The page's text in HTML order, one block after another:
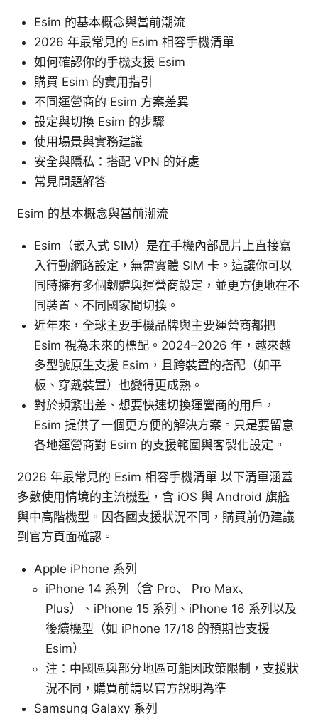
Esim 的基本概念與當前潮流
2026 年最常見的 Esim 相容手機清單
如何確認你的手機支援 Esim
購買 Esim 的實用指引
不同運營商的 Esim 方案差異
設定與切換 Esim 的步驟
使用場景與實務建議
安全與隱私：搭配 VPN 的好處
常見問題解答
Esim 的基本概念與當前潮流
Esim（嵌入式 SIM）是在手機內部晶片上直接寫
入行動網路設定，無需實體 SIM 卡。這讓你可以
同時擁有多個韌體與運營商設定，並更方便地在不
同裝置、不同國家間切換。
近年來，全球主要手機品牌與主要運營商都把
Esim 視為未來的標配。2024–2026 年，越來越
多型號原生支援 Esim，且跨裝置的搭配（如平
板、穿戴裝置）也變得更成熟。
對於頻繁出差、想要快速切換運營商的用戶，
Esim 提供了一個更方便的解決方案。只是要留意
各地運營商對 Esim 的支援範圍與客製化設定。
2026 年最常見的 Esim 相容手機清單 以下清單涵蓋
多數使用情境的主流機型，含 iOS 與 Android 旗艦
與中高階機型。因各國支援狀況不同，購買前仍建議
到官方頁面確認。
Apple iPhone 系列
iPhone 14 系列（含 Pro、 Pro Max、
Plus）、iPhone 15 系列、iPhone 16 系列以及
後續機型（如 iPhone 17/18 的預期皆支援
Esim）
注：中國區與部分地區可能因政策限制，支援狀
況不同，購買前請以官方說明為準
Samsung Galaxy 系列